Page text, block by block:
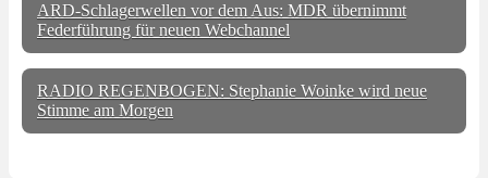
ARD-Schlagerwellen vor dem Aus: MDR übernimmt
Federführung für neuen Webchannel
RADIO REGENBOGEN: Stephanie Woinke wird neue
Stimme am Morgen